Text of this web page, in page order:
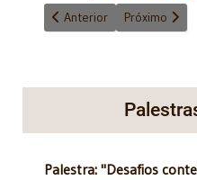
Artigo anterior: Divórcio
Anterior Próximo
Próximo
Palestra: "Desafios